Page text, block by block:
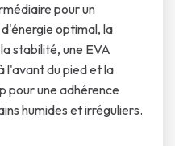
pour un
optimal, la
stabilité, une EVA
l'avant du pied et la
pour une adhérence
humides et irréguliers.